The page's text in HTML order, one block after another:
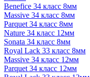
Benefice 34 класс 8мм
Massive 34 класс 8мм
Parquet 34 класс 8мм
Nature 34 класс 12мм
Sonata 34 класс 8мм
Royal Lack 33 класс 8мм
Massive 34 класс 12мм
Parquet 34 класс 12мм